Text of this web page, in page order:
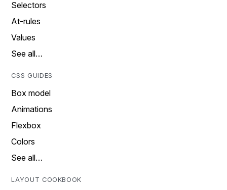
Selectors
At-rules
Values
See all…
CSS GUIDES
Box model
Animations
Flexbox
Colors
See all…
LAYOUT COOKBOOK